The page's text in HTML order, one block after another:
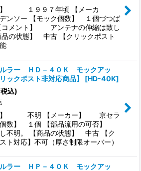
】 １９９７年頃 【メーカ
ソー 【モック個数】 １個づつば
コメント】 アンテナの伸縮は致し
品の状態】 中古 【クリックポスト
ルラー ＨＤ－４０Ｋ モックアッ
ックポスト非対応商品】
[HD-40K]
込)
】 不明 【メーカー】 京セラ
個数】 １個 【部品流用の可否】
不明。 【商品の状態】 中古 【ク
ト対応】不可（厚さ制限オーバー）
ルラー ＨＰ－４０Ｋ モックアッ